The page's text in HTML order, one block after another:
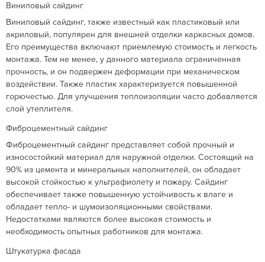
Виниловый сайдинг
Виниловый сайдинг, также известный как пластиковый или
акриловый, популярен для внешней отделки каркасных домов.
Его преимущества включают приемлемую стоимость и легкость
монтажа. Тем не менее, у данного материала ограниченная
прочность, и он подвержен деформации при механическом
воздействии. Также пластик характеризуется повышенной
горючестью. Для улучшения теплоизоляции часто добавляется
слой утеплителя.
Фиброцементный сайдинг
Фиброцементный сайдинг представляет собой прочный и
износостойкий материал для наружной отделки. Состоящий на
90% из цемента и минеральных наполнителей, он обладает
высокой стойкостью к ультрафиолету и пожару. Сайдинг
обеспечивает также повышенную устойчивость к влаге и
обладает тепло- и шумоизоляционными свойствами.
Недостатками являются более высокая стоимость и
необходимость опытных работников для монтажа.
Штукатурка фасада